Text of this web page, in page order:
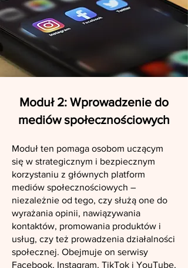
Moduł 2: Wprowadzenie do
mediów społecznościowych
Moduł ten pomaga osobom uczącym
się w strategicznym i bezpiecznym
korzystaniu z głównych platform
mediów społecznościowych –
niezależnie od tego, czy służą one do
wyrażania opinii, nawiązywania
kontaktów, promowania produktów i
usług, czy też prowadzenia działalności
społecznej. Obejmuje on serwisy
Facebook, Instagram, TikTok i YouTube,